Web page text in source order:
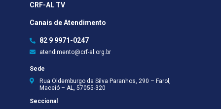
CRF-AL TV
Canais de Atendimento
82 9 9971-0247
atendimento@crf-al.org.br
Sede
Rua Oldemburgo da Silva Paranhos, 290 – Farol,
Maceió – AL, 57055-320
Seccional